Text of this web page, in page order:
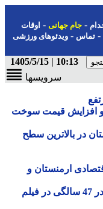
جام جهانی-اوقات
-ویدئوهای ورزشی
10:13 | 1405/5/15
سرویسها
افزایش قیمت سوخت
بالاترین سطح
ارمنستان و
عکس| سفر زمان؛ چهره «هما روستا» در 47 سالگی در فیلم